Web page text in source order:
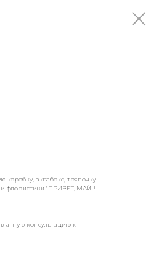
аквабокс, тряпочку
флористики "ПРИВЕТ, МАЙ"!
консультацию к